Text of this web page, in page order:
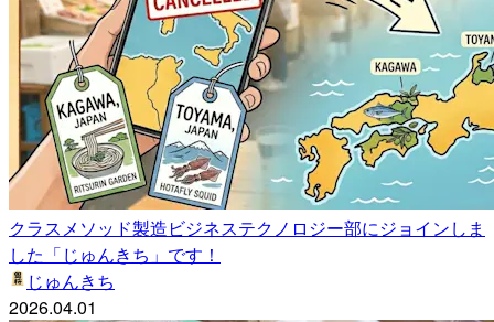
クラスメソッド製造ビジネステクノロジー部にジョインしま
した「じゅんきち」です！
じゅんきち
2026.04.01